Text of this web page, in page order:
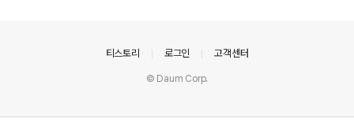
티스토리 로그인 고객센터
© Daum Corp.